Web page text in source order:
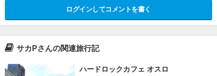
ログインしてコメントを書く
サカPさんの関連旅行記
ハードロックカフェ オスロ